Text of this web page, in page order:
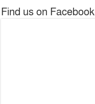
Find us on Facebook